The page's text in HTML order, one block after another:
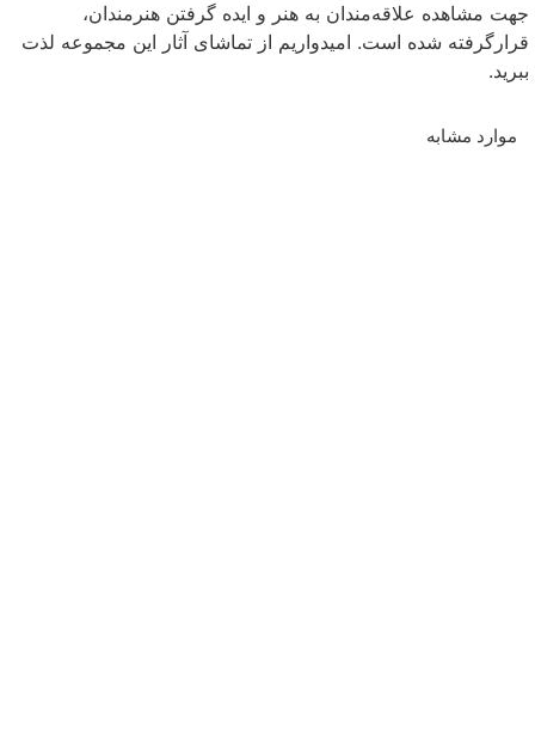
جهت مشاهده علاقه‌مندان به هنر و ایده گرفتن هنرمندان،
قرارگرفته شده است. امیدواریم از تماشای آثار این مجموعه لذت
ببرید.
موارد مشابه